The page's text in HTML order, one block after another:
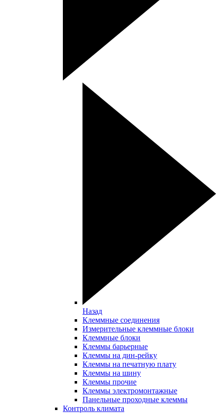
Назад
Клеммные соединения
Измерительные клеммные блоки
Клеммные блоки
Клеммы барьерные
Клеммы на дин-рейку
Клеммы на печатную плату
Клеммы на шину
Клеммы прочие
Клеммы электромонтажные
Панельные проходные клеммы
Контроль климата